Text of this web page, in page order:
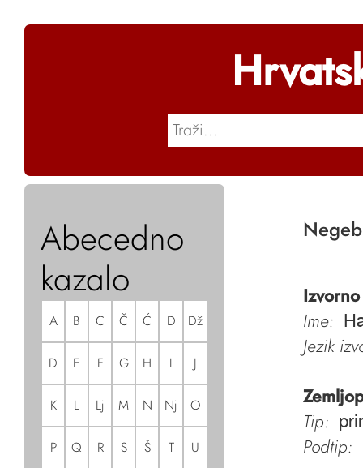
Abecedno
kazalo
A B C Č Ć D Dž
Đ E F G H I J
K L Lj M N Nj O
P Q R S Š T U
Negeb
Ime:
Jezik
Tip:
Podtip: